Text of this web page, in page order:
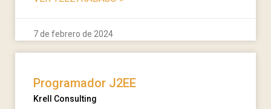
7 de febrero de 2024
Programador J2EE
Krell Consulting